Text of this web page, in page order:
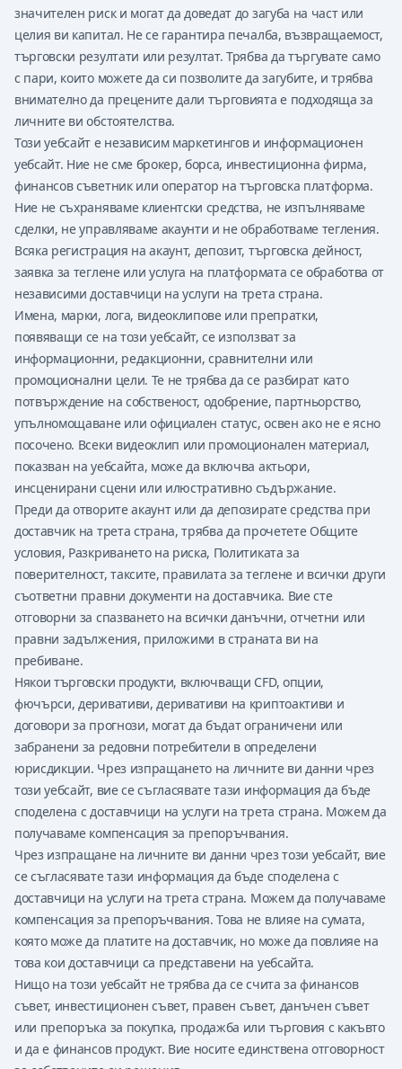
значителен риск и могат да доведат до загуба на част или
целия ви капитал. Не се гарантира печалба, възвращаемост,
търговски резултати или резултат. Трябва да търгувате само
с пари, които можете да си позволите да загубите, и трябва
внимателно да прецените дали търговията е подходяща за
личните ви обстоятелства.
Този уебсайт е независим маркетингов и информационен
уебсайт. Ние не сме брокер, борса, инвестиционна фирма,
финансов съветник или оператор на търговска платформа.
Ние не съхраняваме клиентски средства, не изпълняваме
сделки, не управляваме акаунти и не обработваме тегления.
Всяка регистрация на акаунт, депозит, търговска дейност,
заявка за теглене или услуга на платформата се обработва от
независими доставчици на услуги на трета страна.
Имена, марки, лога, видеоклипове или препратки,
появяващи се на този уебсайт, се използват за
информационни, редакционни, сравнителни или
промоционални цели. Те не трябва да се разбират като
потвърждение на собственост, одобрение, партньорство,
упълномощаване или официален статус, освен ако не е ясно
посочено. Всеки видеоклип или промоционален материал,
показван на уебсайта, може да включва актьори,
инсценирани сцени или илюстративно съдържание.
Преди да отворите акаунт или да депозирате средства при
доставчик на трета страна, трябва да прочетете Общите
условия, Разкриването на риска, Политиката за
поверителност, таксите, правилата за теглене и всички други
съответни правни документи на доставчика. Вие сте
отговорни за спазването на всички данъчни, отчетни или
правни задължения, приложими в страната ви на
пребиване.
Някои търговски продукти, включващи CFD, опции,
фючърси, деривативи, деривативи на криптоактиви и
договори за прогнози, могат да бъдат ограничени или
забранени за редовни потребители в определени
юрисдикции. Чрез изпращането на личните ви данни чрез
този уебсайт, вие се съгласявате тази информация да бъде
споделена с доставчици на услуги на трета страна. Можем да
получаваме компенсация за препоръчвания.
Чрез изпращане на личните ви данни чрез този уебсайт, вие
се съгласявате тази информация да бъде споделена с
доставчици на услуги на трета страна. Можем да получаваме
компенсация за препоръчвания. Това не влияе на сумата,
която може да платите на доставчик, но може да повлияе на
това кои доставчици са представени на уебсайта.
Нищо на този уебсайт не трябва да се счита за финансов
съвет, инвестиционен съвет, правен съвет, данъчен съвет
или препоръка за покупка, продажба или търговия с какъвто
и да е финансов продукт. Вие носите единствена отговорност